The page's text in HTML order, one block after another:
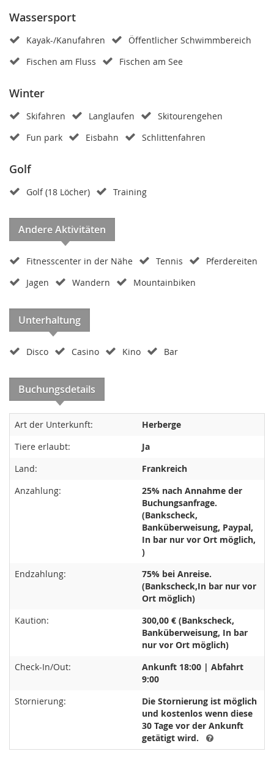
Wassersport
Kayak-/Kanufahren
Öffentlicher Schwimmbereich
Fischen am Fluss
Fischen am See
Winter
Skifahren Langlaufen
Skitourengehen
Fun park
Eisbahn Schlittenfahren
Golf
Golf (18 Löcher) Training
Andere Aktivitäten
Fitnesscenter in der Nähe Tennis
Pferdereiten
Jagen
Wandern Mountainbiken
Unterhaltung
Disco Casino Kino Bar
Buchungsdetails
Art der Unterkunft:
Herberge
Tiere erlaubt:
Ja
Land:
Frankreich
Anzahlung:
25% nach Annahme der
Buchungsanfrage.
(Bankscheck,
Banküberweisung, Paypal,
In bar nur vor Ort möglich,
)
Endzahlung:
75% bei Anreise.
(Bankscheck,In bar nur vor
Ort möglich)
Kaution:
300,00 € (Bankscheck,
Banküberweisung, In bar
nur vor Ort möglich)
Check-In/Out:
Ankunft 18:00 | Abfahrt
9:00
Stornierung:
Die Stornierung ist möglich
und kostenlos wenn diese
30 Tage vor der Ankunft
getätigt wird.